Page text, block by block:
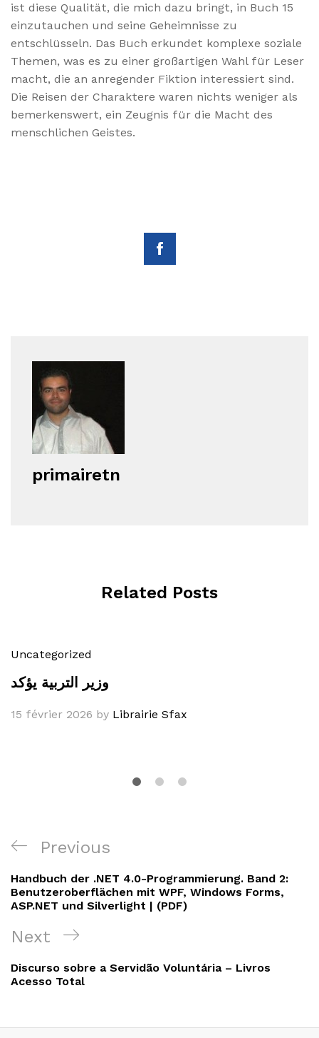
ist diese Qualität, die mich dazu bringt, in Buch 15
einzutauchen und seine Geheimnisse zu
entschlüsseln. Das Buch erkundet komplexe soziale
Themen, was es zu einer großartigen Wahl für Leser
macht, die an anregender Fiktion interessiert sind.
Die Reisen der Charaktere waren nichts weniger als
bemerkenswert, ein Zeugnis für die Macht des
menschlichen Geistes.
primairetn
Related Posts
Uncategorized
وزير التربية يؤكد
15 février 2026 by Librairie Sfax
Navigation
de
l’article
Previous
Post
Previous
Handbuch der .NET 4.0-Programmierung. Band 2:
Benutzeroberflächen mit WPF, Windows Forms,
ASP.NET und Silverlight | (PDF)
Next
Post
Next
Discurso sobre a Servidão Voluntária – Livros
Acesso Total